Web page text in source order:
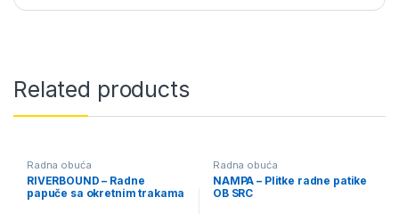
Related products
Radna obuća
RIVERBOUND – Radne
papuče sa okretnim trakama
Radna obuća
NAMPA – Plitke radne patike
OB SRC